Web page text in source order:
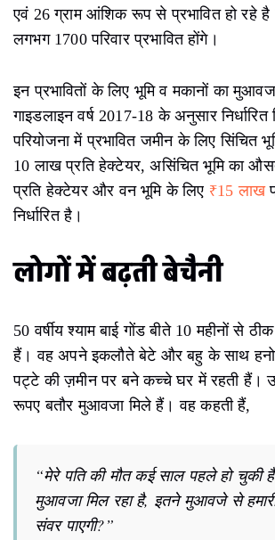
एवं 26 ग्राम आंशिक रूप से प्रभावित हो रहे
लगभग 1700 परिवार प्रभावित होंगे।
इन प्रभावितों के लिए भूमि व मकानों का
गाइडलाइन वर्ष 2017-18 के अनुसार
परियोजना में प्रभावित जमीन के लिए सिंचित
10 लाख प्रति हेक्टेयर, असिंचित भूमि का
प्रति हेक्टेयर और वन भूमि के लिए ₹15 लाख
निर्धारित है।
लोगों में बढ़ती बेचैनी
50 वर्षीय श्याम बाई गोंड बीते 10 महीनों से
हैं। वह अपने इकलौते बेटे और बहु के साथ
पट्टे की ज़मीन पर बने कच्चे घर में रहती हैं।
रूपए बतौर मुआवजा मिले हैं। वह कहती हैं,
“मेरे पति की मौत कई साल पहले हो चुकी
मुआवजा मिल रहा है, इतने मुआवजे से
संवर पाएगी?”